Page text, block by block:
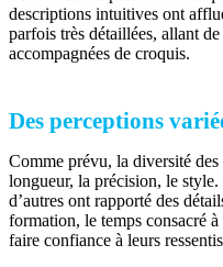
descriptions intuitives ont
parfois très détaillées, allant
accompagnées de croquis.
Des perceptions
Comme prévu, la diversité des
longueur, la précision, le
d’autres ont rapporté des
formation, le temps consacré
faire confiance à leurs